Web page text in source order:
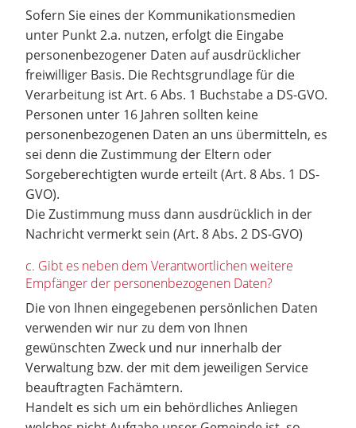
Sofern Sie eines der Kommunikationsmedien
unter Punkt 2.a. nutzen, erfolgt die Eingabe
personenbezogener Daten auf ausdrücklicher
freiwilliger Basis. Die Rechtsgrundlage für die
Verarbeitung ist Art. 6 Abs. 1 Buchstabe a DS-GVO.
Personen unter 16 Jahren sollten keine
personenbezogenen Daten an uns übermitteln, es
sei denn die Zustimmung der Eltern oder
Sorgeberechtigten wurde erteilt (Art. 8 Abs. 1 DS-
GVO).
Die Zustimmung muss dann ausdrücklich in der
Nachricht vermerkt sein (Art. 8 Abs. 2 DS-GVO)
c. Gibt es neben dem Verantwortlichen weitere
Empfänger der personenbezogenen Daten?
Die von Ihnen eingegebenen persönlichen Daten
verwenden wir nur zu dem von Ihnen
gewünschten Zweck und nur innerhalb der
Verwaltung bzw. der mit dem jeweiligen Service
beauftragten Fachämtern.
Handelt es sich um ein behördliches Anliegen